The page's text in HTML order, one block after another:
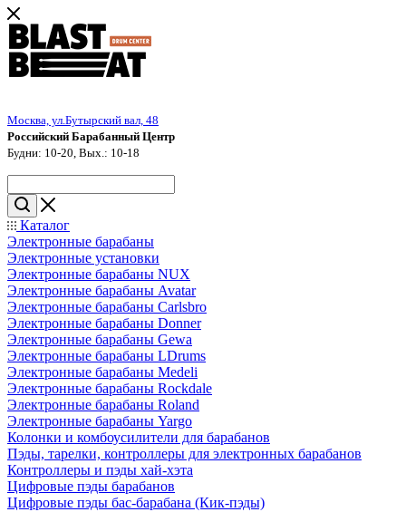
Москва, ул.Бутырский вал, 48
Российский Барабанный Центр
Будни: 10-20, Вых.: 10-18
Каталог
Электронные барабаны
Электронные установки
Электронные барабаны NUX
Электронные барабаны Avatar
Электронные барабаны Carlsbro
Электронные барабаны Donner
Электронные барабаны Gewa
Электронные барабаны LDrums
Электронные барабаны Medeli
Электронные барабаны Rockdale
Электронные барабаны Roland
Электронные барабаны Yargo
Колонки и комбоусилители для барабанов
Пэды, тарелки, контроллеры для электронных барабанов
Контроллеры и пэды хай-хэта
Цифровые пэды барабанов
Цифровые пэды бас-барабана (Кик-пэды)